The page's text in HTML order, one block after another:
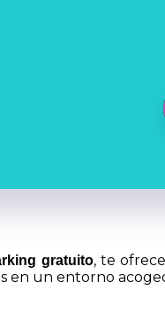
gratuito, te
en un entorno